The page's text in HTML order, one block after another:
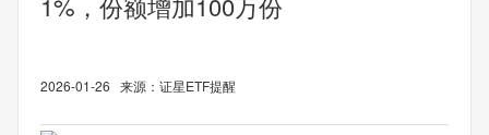
2026-01-26 来源：证星ETF提醒